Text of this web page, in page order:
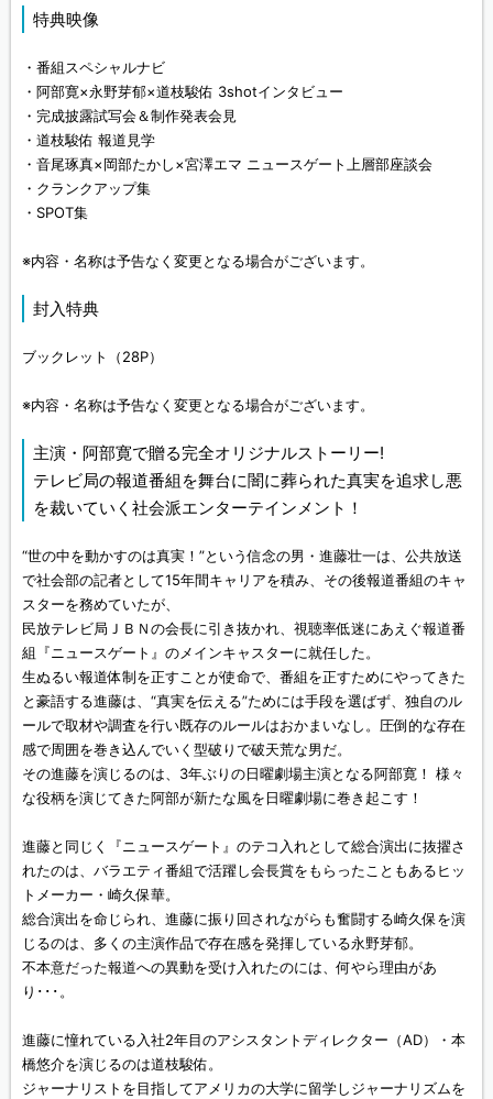
特典映像
・番組スペシャルナビ
・阿部寛×永野芽郁×道枝駿佑 3shotインタビュー
・完成披露試写会＆制作発表会見
・道枝駿佑 報道見学
・音尾琢真×岡部たかし×宮澤エマ ニュースゲート上層部座談会
・クランクアップ集
・SPOT集
※内容・名称は予告なく変更となる場合がございます。
封入特典
ブックレット（28P）
※内容・名称は予告なく変更となる場合がございます。
主演・阿部寛で贈る完全オリジナルストーリー!
テレビ局の報道番組を舞台に闇に葬られた真実を追求し悪
を裁いていく社会派エンターテインメント！
“世の中を動かすのは真実！”という信念の男・進藤壮一は、公共放送
で社会部の記者として15年間キャリアを積み、その後報道番組のキャ
スターを務めていたが、
民放テレビ局ＪＢＮの会長に引き抜かれ、視聴率低迷にあえぐ報道番
組『ニュースゲート』のメインキャスターに就任した。
生ぬるい報道体制を正すことが使命で、番組を正すためにやってきた
と豪語する進藤は、“真実を伝える”ためには手段を選ばず、独自のル
ールで取材や調査を行い既存のルールはおかまいなし。圧倒的な存在
感で周囲を巻き込んでいく型破りで破天荒な男だ。
その進藤を演じるのは、3年ぶりの日曜劇場主演となる阿部寛！ 様々
な役柄を演じてきた阿部が新たな風を日曜劇場に巻き起こす！
進藤と同じく『ニュースゲート』のテコ入れとして総合演出に抜擢さ
れたのは、バラエティ番組で活躍し会長賞をもらったこともあるヒッ
トメーカー・崎久保華。
総合演出を命じられ、進藤に振り回されながらも奮闘する崎久保を演
じるのは、多くの主演作品で存在感を発揮している永野芽郁。
不本意だった報道への異動を受け入れたのには、何やら理由があ
り･･･。
進藤に憧れている入社2年目のアシスタントディレクター（AD）・本
橋悠介を演じるのは道枝駿佑。
ジャーナリストを目指してアメリカの大学に留学しジャーナリズムを